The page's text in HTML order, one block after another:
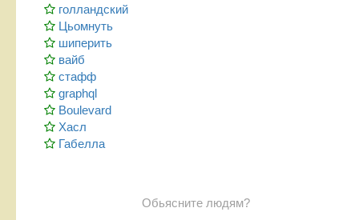
голландский
Цьомнуть
шиперить
вайб
стафф
graphql
Boulevard
Хасл
Габелла
Обьясните людям?